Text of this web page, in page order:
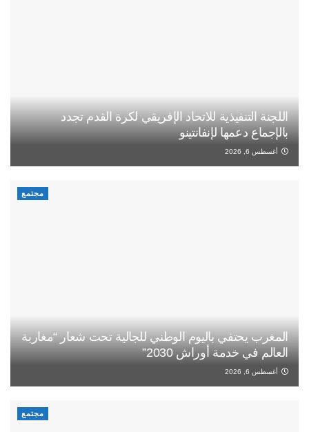
اللجنة التنفيذية للاتحاد الإفريقي لكرة القدم تجدد
بالإجماع دعمها لإنفانتينو
أغسطس 6, 2026
مجتمع
المغرب يحتفي باليوم الوطني للجالية تحت شعار “مغاربة
العالم في خدمة أوراش 2030”
أغسطس 6, 2026
مجتمع